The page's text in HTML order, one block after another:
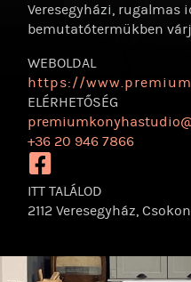
Veresegyházi, rugalmas
bemutatótermükben
WEBOLDAL
https://
ELÉRHETŐSÉG
+36 20 946 7866
https://
ITT TALÁLOD
2112 Veresegyház,